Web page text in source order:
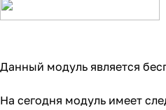
Данный модуль является
На сегодня модуль имеет